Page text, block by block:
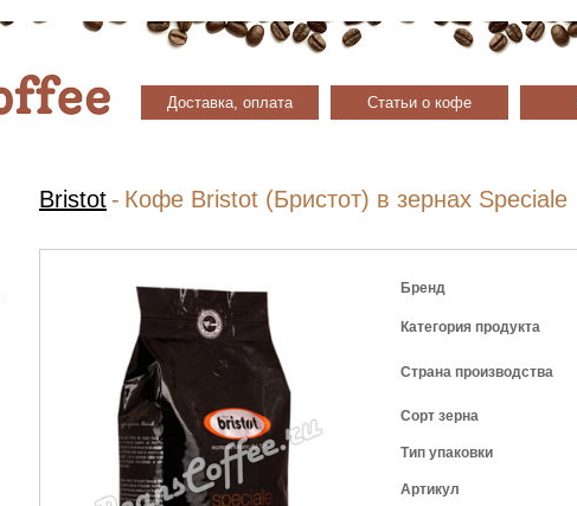
Доставка, оплата Статьи о кофе
Bristot - Кофе Bristot (Бристот) в зернах Speciale
Бренд
Категория продукта
Страна производства
Сорт зерна
Тип упаковки
Артикул